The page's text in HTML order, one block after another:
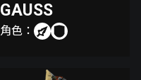
GAUSS
角色：